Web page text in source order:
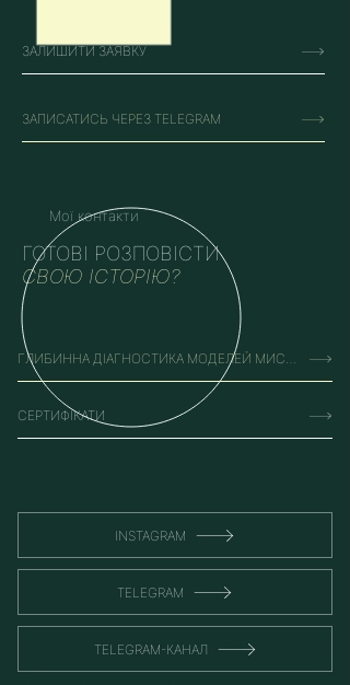
ЗАЛИШИТИ ЗАЯВКУ
ЗАПИСАТИСЬ ЧЕРЕЗ TELEGRAM
Мої контакти
ГОТОВІ РОЗПОВІСТИ
СВОЮ ІСТОРІЮ?
ГЛИБИННА ДІАГНОСТИКА МОДЕЛЕЙ МИСЛЕННЯ
СЕРТИФІКАТИ
INSTAGRAM
TELEGRAM
TELEGRAM-КАНАЛ